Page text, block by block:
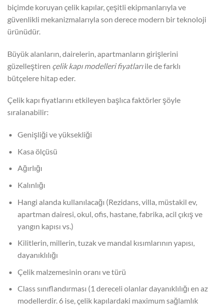
biçimde koruyan çelik kapılar, çeşitli ekipmanlarıyla ve
güvenlikli mekanizmalarıyla son derece modern bir teknoloji
ürünüdür.
Büyük alanların, dairelerin, apartmanların girişlerini
güzelleştiren çelik kapı modelleri fiyatlarıile de farklı
bütçelere hitap eder.
Çelik kapı fiyatlarını etkileyen başlıca faktörler şöyle
sıralanabilir:
Genişliği ve yüksekliği
Kasa ölçüsü
Ağırlığı
Kalınlığı
Hangi alanda kullanılacağı (Rezidans, villa, müstakil ev,
apartman dairesi, okul, ofis, hastane, fabrika, acil çıkış ve
yangın kapısı vs.)
Kilitlerin, millerin, tuzak ve mandal kısımlarının yapısı,
dayanıklılığı
Çelik malzemesinin oranı ve türü
Class sınıflandırması (1 dereceli olanlar dayanıklılığı en az
modellerdir. 6 ise, çelik kapılardaki maximum sağlamlık